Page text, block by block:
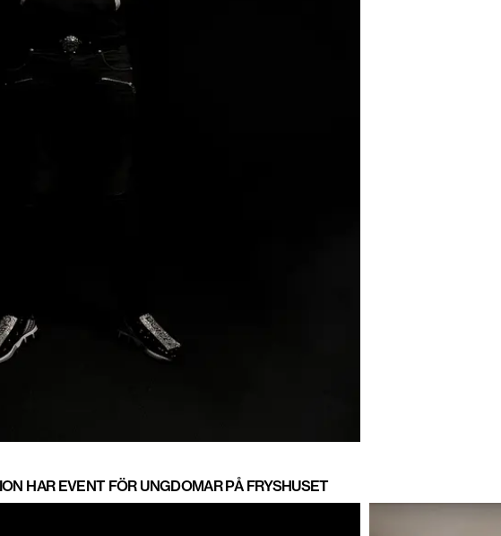
HAR EVENT FÖR UNGDOMAR PÅ FRYSHUSET